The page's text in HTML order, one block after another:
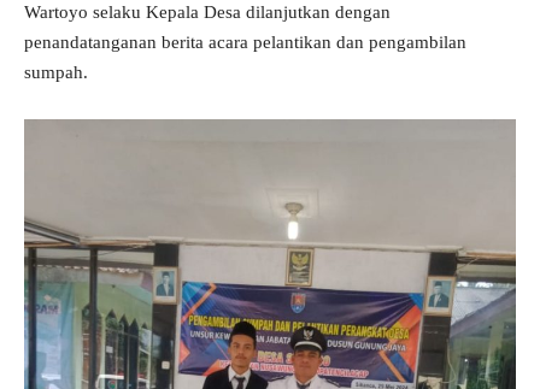
Wartoyo selaku Kepala Desa dilanjutkan dengan
penandatanganan berita acara pelantikan dan pengambilan
sumpah.